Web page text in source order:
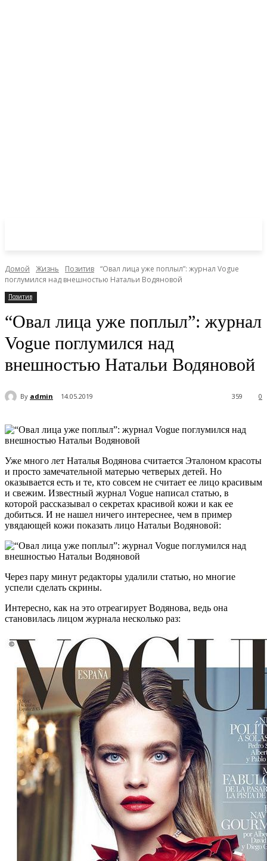
Домой Жизнь Позитив “Овал лица уже поплыл”: журнал Vogue
поглумился над внешностью Натальи Водяновой
Позитив
“Овал лица уже поплыл”: журнал
Vogue поглумился над
внешностью Натальи Водяновой
By admin 14.05.2019 0
359
Уже много лет Наталья Водянова считается Эталоном красоты
и просто замечательной матерью четверых детей. Но
оказывается есть и те, кто совсем не считает ее лицо красивым
и свежим. Известный журнал Vogue написал статью, в
которой рассказывал о секретах красивой кожи и как ее
добиться. И не нашел ничего интереснее, чем в пример
увядающей кожи показать лицо Натальи Водяновой:
Через пару минут редакторы удалили статью, но многие
успели сделать скрины.
Интересно, как на это отреагирует Водянова, ведь она
становилась лицом журнала несколько раз: